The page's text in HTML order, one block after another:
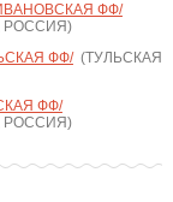
ФФ/
РОССИЯ)
ФФ/(ТУЛЬСКАЯ
ФФ/
РОССИЯ)